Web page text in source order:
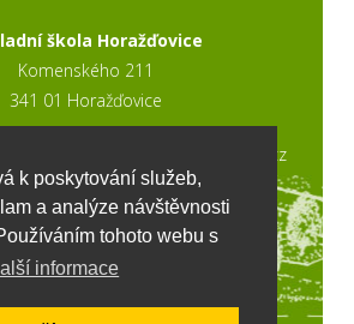
k poskytování služeb,
a analýze návštěvnosti
tohoto webu s
informace
škola Horažďovice
Komenského 211
341 01 Horažďovice
2017 © výroba stránek www.ptweb.cz